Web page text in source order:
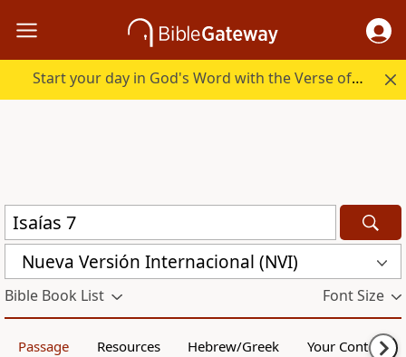
Start your day in God's Word with the Verse of the Day.
Nueva Versión Internacional (NVI)
Bible Book List Font Size
Passage Resources Hebrew/Greek Your Content